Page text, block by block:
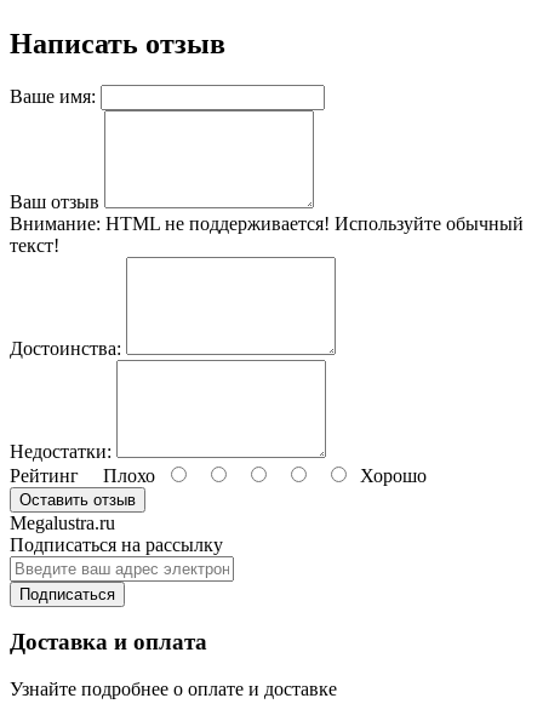
Написать отзыв
Ваше имя:
Ваш отзыв
Внимание: HTML не поддерживается! Используйте обычный
текст!
Достоинства:
Недостатки:
Рейтинг Плохо Хорошо
Оставить отзыв
Megalustra.ru
Подписаться на рассылку
Подписаться
Доставка и оплата
Узнайте подробнее о оплате и доставке